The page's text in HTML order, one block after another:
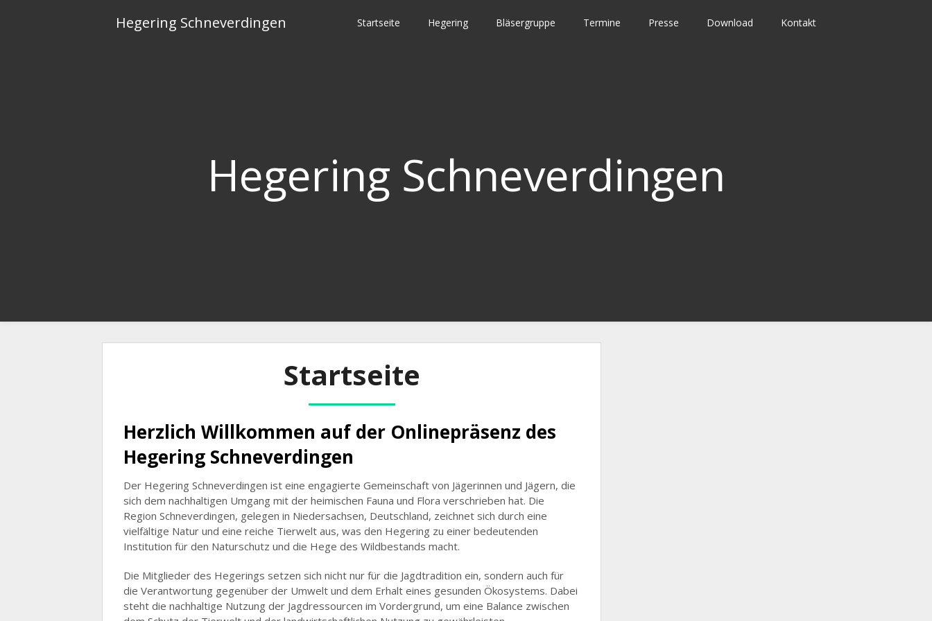
Hegering Schneverdingen Startseite Hegering Bläsergruppe Termine Presse Download Kontakt
Hegering Schneverdingen
Startseite
Herzlich Willkommen auf der Onlinepräsenz des
Hegering Schneverdingen
Der Hegering Schneverdingen ist eine engagierte Gemeinschaft von Jägerinnen und Jägern, die
sich dem nachhaltigen Umgang mit der heimischen Fauna und Flora verschrieben hat. Die
Region Schneverdingen, gelegen in Niedersachsen, Deutschland, zeichnet sich durch eine
vielfältige Natur und eine reiche Tierwelt aus, was den Hegering zu einer bedeutenden
Institution für den Naturschutz und die Hege des Wildbestands macht.
Die Mitglieder des Hegerings setzen sich nicht nur für die Jagdtradition ein, sondern auch für
die Verantwortung gegenüber der Umwelt und dem Erhalt eines gesunden Ökosystems. Dabei
steht die nachhaltige Nutzung der Jagdressourcen im Vordergrund, um eine Balance zwischen